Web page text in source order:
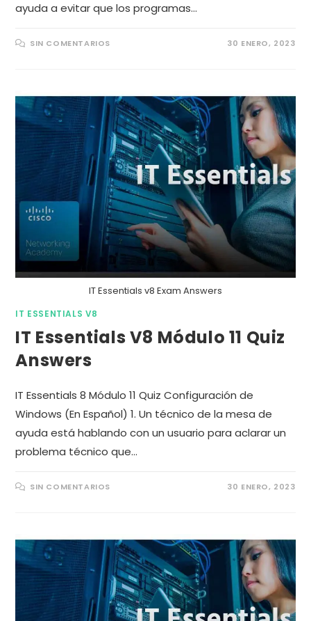
ayuda a evitar que los programas…
SIN COMENTARIOS 30 ENERO, 2023
IT Essentials v8 Exam Answers
IT ESSENTIALS V8
IT Essentials V8 Módulo 11 Quiz
Answers
IT Essentials 8 Módulo 11 Quiz Configuración de
Windows (En Español) 1. Un técnico de la mesa de
ayuda está hablando con un usuario para aclarar un
problema técnico que…
SIN COMENTARIOS 30 ENERO, 2023